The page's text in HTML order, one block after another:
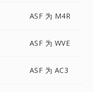
ASF 为 M4R
ASF 为 WVE
ASF 为 AC3